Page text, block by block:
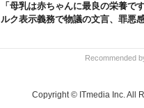
「母乳は赤ちゃんに最良の栄養で
ルク表示義務で物議の文言、罪悪
Recommended
Copyright © ITmedia Inc. All